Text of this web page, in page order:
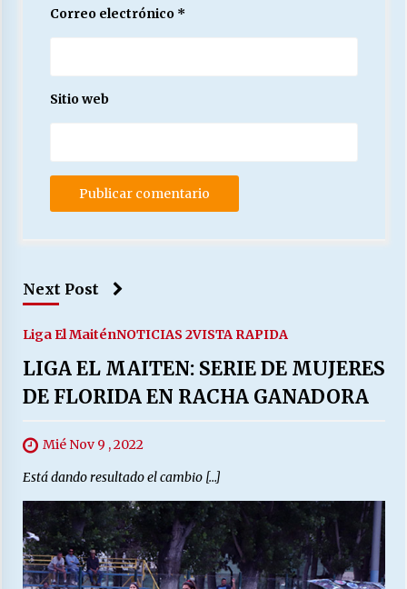
Correo electrónico *
Sitio web
Next Post
Liga El MaiténNOTICIAS 2VISTA RAPIDA
LIGA EL MAITEN: SERIE DE MUJERES
DE FLORIDA EN RACHA GANADORA
Mié Nov 9 , 2022
Está dando resultado el cambio […]